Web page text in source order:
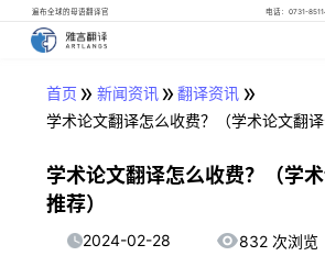
遍布全球的母语翻译官 电话：0731-
首页 » 新闻资讯» 翻译资讯 »
学术论文翻译怎么收费？（学术论文翻译
学术论文翻译怎么收费？（学
推荐）
2024-02-28 832 次浏览